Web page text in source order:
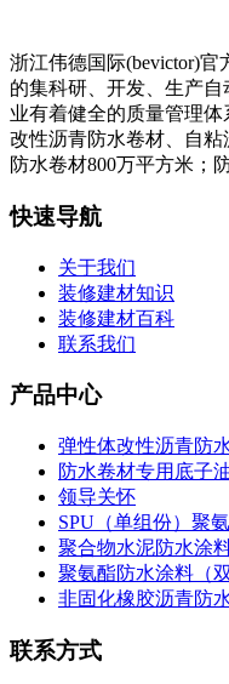
浙江伟德国际(bevictor)
的集科研、开发、生产
业有着健全的质量管理
改性沥青防水卷材、自粘
防水卷材800万平方米；
快速导航
关于我们
装修建材知识
装修建材百科
联系我们
产品中心
弹性体改性沥青防
防水卷材专用底子
领导关怀
SPU（单组份）聚
聚合物水泥防水涂料
聚氨酯防水涂料（
非固化橡胶沥青防
联系方式